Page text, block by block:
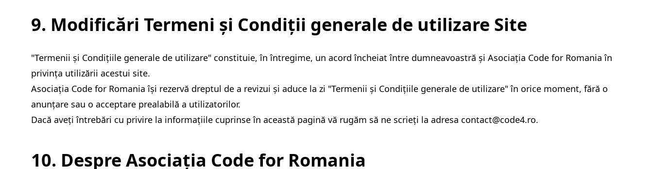
9. Modificări Termeni și Condiții generale de utilizare Site
"Termenii și Condițiile generale de utilizare" constituie, în întregime, un acord încheiat între dumneavoastră și Asociația Code for Romania în
privința utilizării acestui site.
Asociația Code for Romania își rezervă dreptul de a revizui și aduce la zi "Termenii și Condițiile generale de utilizare" în orice moment, fără o
anunțare sau o acceptare prealabilă a utilizatorilor.
Dacă aveți întrebări cu privire la informațiile cuprinse în această pagină vă rugăm să ne scrieți la adresa contact@code4.ro.
10. Despre Asociația Code for Romania